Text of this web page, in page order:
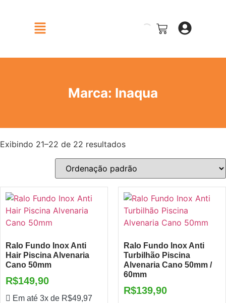
Marca: Inaqua
Exibindo 21–22 de 22 resultados
Ralo Fundo Inox Anti
Hair Piscina Alvenaria
Cano 50mm
R$149,90
Em até 3x de R$49,97
Ralo Fundo Inox Anti
Turbilhão Piscina
Alvenaria Cano 50mm /
60mm
R$139,90